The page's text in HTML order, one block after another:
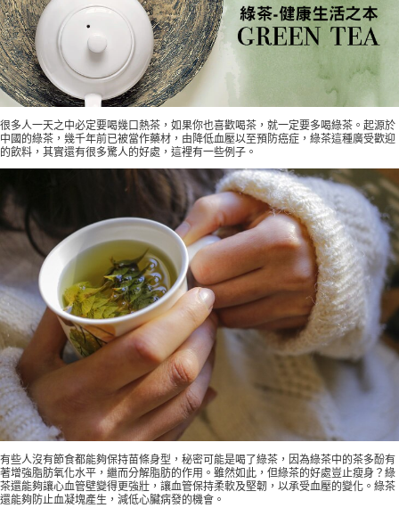
很多人一天之中必定要喝幾口熱茶，如果你也喜歡喝茶，就一定要多喝綠茶。起源於
中國的綠茶，幾千年前已被當作藥材，由降低血壓以至預防癌症，綠茶這種廣受歡迎
的飲料，其實還有很多驚人的好處，這裡有一些例子。
有些人沒有節食都能夠保持苗條身型，秘密可能是喝了綠茶，因為綠茶中的茶多酚有
著增強脂肪氧化水平，繼而分解脂肪的作用。雖然如此，但綠茶的好處豈止瘦身？綠
茶還能夠讓心血管壁變得更強壯，讓血管保持柔軟及堅韌，以承受血壓的變化。綠茶
還能夠防止血凝塊產生，減低心臟病發的機會。